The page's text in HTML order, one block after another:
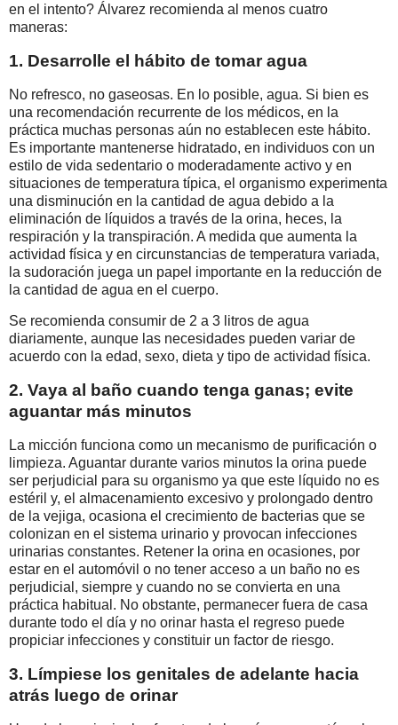
en el intento? Álvarez recomienda al menos cuatro
maneras:
1. Desarrolle el hábito de tomar agua
No refresco, no gaseosas. En lo posible, agua. Si bien es
una recomendación recurrente de los médicos, en la
práctica muchas personas aún no establecen este hábito.
Es importante mantenerse hidratado, en individuos con un
estilo de vida sedentario o moderadamente activo y en
situaciones de temperatura típica, el organismo experimenta
una disminución en la cantidad de agua debido a la
eliminación de líquidos a través de la orina, heces, la
respiración y la transpiración. A medida que aumenta la
actividad física y en circunstancias de temperatura variada,
la sudoración juega un papel importante en la reducción de
la cantidad de agua en el cuerpo.
Se recomienda consumir de 2 a 3 litros de agua
diariamente, aunque las necesidades pueden variar de
acuerdo con la edad, sexo, dieta y tipo de actividad física.
2. Vaya al baño cuando tenga ganas; evite
aguantar más minutos
La micción funciona como un mecanismo de purificación o
limpieza. Aguantar durante varios minutos la orina puede
ser perjudicial para su organismo ya que este líquido no es
estéril y, el almacenamiento excesivo y prolongado dentro
de la vejiga, ocasiona el crecimiento de bacterias que se
colonizan en el sistema urinario y provocan infecciones
urinarias constantes. Retener la orina en ocasiones, por
estar en el automóvil o no tener acceso a un baño no es
perjudicial, siempre y cuando no se convierta en una
práctica habitual. No obstante, permanecer fuera de casa
durante todo el día y no orinar hasta el regreso puede
propiciar infecciones y constituir un factor de riesgo.
3. Límpiese los genitales de adelante hacia
atrás luego de orinar